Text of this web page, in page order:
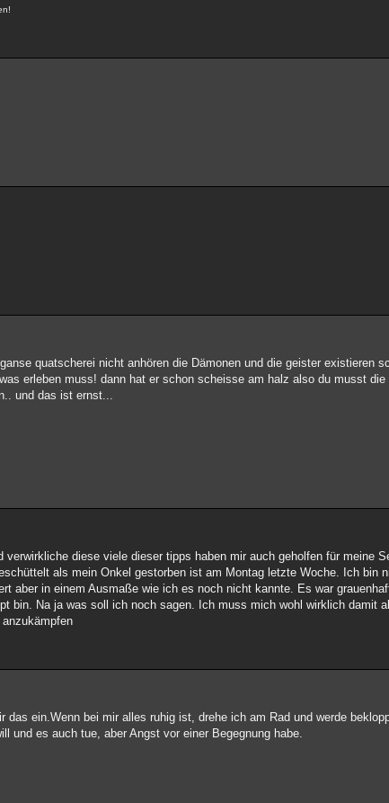
quatscherei nicht anhören die Dämonen und die geister existieren
erleben muss! dann hat er schon scheisse am halz also du musst
und das ist ernst...
diese viele dieser tipps haben mir auch geholfen für meine
als mein Onkel gestorben ist am Montag letzte Woche. Ich bin
aber in einem Ausmaße wie ich es noch nicht kannte. Es war
bin. Na ja was soll ich noch sagen. Ich muss mich wohl wirklich damit
ein.Wenn bei mir alles ruhig ist, drehe ich am Rad und werde
und es auch tue, aber Angst vor einer Begegnung habe.